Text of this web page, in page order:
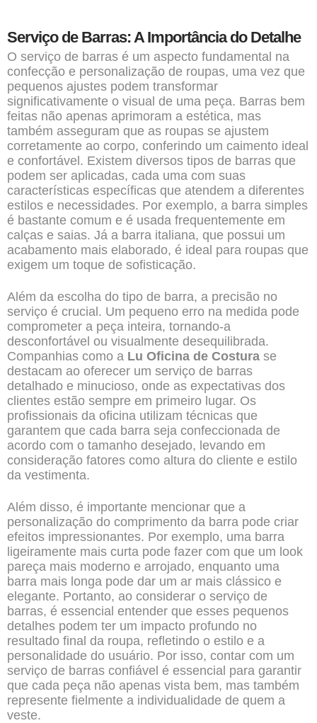
Serviço de Barras: A Importância do Detalhe
O serviço de barras é um aspecto fundamental na
confecção e personalização de roupas, uma vez que
pequenos ajustes podem transformar
significativamente o visual de uma peça. Barras bem
feitas não apenas aprimoram a estética, mas
também asseguram que as roupas se ajustem
corretamente ao corpo, conferindo um caimento ideal
e confortável. Existem diversos tipos de barras que
podem ser aplicadas, cada uma com suas
características específicas que atendem a diferentes
estilos e necessidades. Por exemplo, a barra simples
é bastante comum e é usada frequentemente em
calças e saias. Já a barra italiana, que possui um
acabamento mais elaborado, é ideal para roupas que
exigem um toque de sofisticação.
Além da escolha do tipo de barra, a precisão no
serviço é crucial. Um pequeno erro na medida pode
comprometer a peça inteira, tornando-a
desconfortável ou visualmente desequilibrada.
Companhias como a Lu Oficina de Costura se
destacam ao oferecer um serviço de barras
detalhado e minucioso, onde as expectativas dos
clientes estão sempre em primeiro lugar. Os
profissionais da oficina utilizam técnicas que
garantem que cada barra seja confeccionada de
acordo com o tamanho desejado, levando em
consideração fatores como altura do cliente e estilo
da vestimenta.
Além disso, é importante mencionar que a
personalização do comprimento da barra pode criar
efeitos impressionantes. Por exemplo, uma barra
ligeiramente mais curta pode fazer com que um look
pareça mais moderno e arrojado, enquanto uma
barra mais longa pode dar um ar mais clássico e
elegante. Portanto, ao considerar o serviço de
barras, é essencial entender que esses pequenos
detalhes podem ter um impacto profundo no
resultado final da roupa, refletindo o estilo e a
personalidade do usuário. Por isso, contar com um
serviço de barras confiável é essencial para garantir
que cada peça não apenas vista bem, mas também
represente fielmente a individualidade de quem a
veste.